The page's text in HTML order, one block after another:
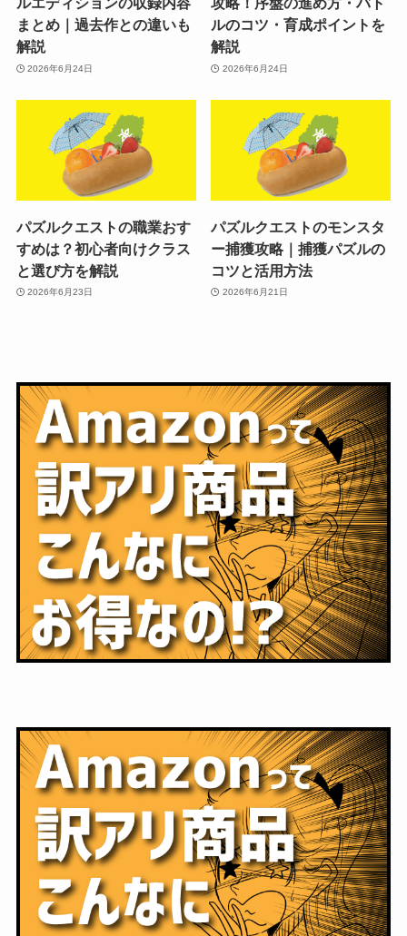
まとめ｜過去作との違いも
解説
2026年6月24日
ルのコツ・育成ポイントを
解説
2026年6月24日
パズルクエストの職業おす
すめは？初心者向けクラス
と選び方を解説
2026年6月23日
パズルクエストのモンスタ
ー捕獲攻略｜捕獲パズルの
コツと活用方法
2026年6月21日